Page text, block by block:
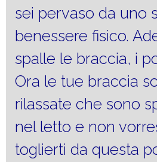
sei pervaso da uno
benessere fisico.
spalle le braccia, i
Ora le tue braccia
rilassate che sono
nel letto e non
toglierti da questa